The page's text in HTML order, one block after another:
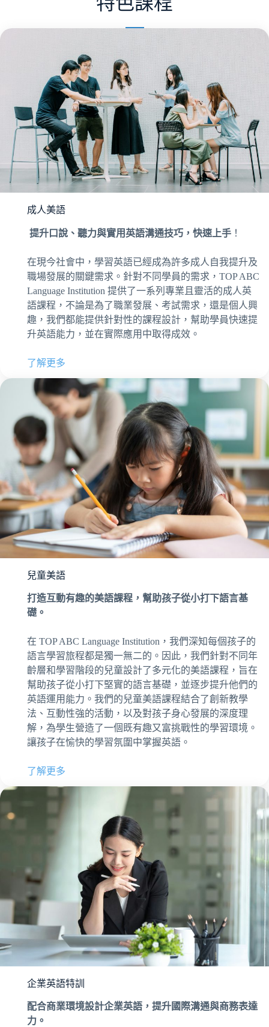
成人美語
提升口說、聽力與實用英語溝通技巧，快速上手 ！
在現今社會中，學習英語已經成為許多成人自我提升及
職場發展的關鍵需求。針對不同學員的需求，TOP ABC
Language Institution 提供了一系列專業且靈活的成人英
語課程，不論是為了職業發展、考試需求，還是個人興
趣，我們都能提供針對性的課程設計，幫助學員快速提
升英語能力，並在實際應用中取得成效。
了解更多
兒童美語
打造互動有趣的美語課程，幫助孩子從小打下語言基
礎。
在 TOP ABC Language Institution，我們深知每個孩子的
語言學習旅程都是獨一無二的。因此，我們針對不同年
齡層和學習階段的兒童設計了多元化的美語課程，旨在
幫助孩子從小打下堅實的語言基礎，並逐步提升他們的
英語運用能力。我們的兒童美語課程結合了創新教學
法、互動性強的活動，以及對孩子身心發展的深度理
解，為學生營造了一個既有趣又富挑戰性的學習環境。
讓孩子在愉快的學習氛圍中掌握英語。
了解更多
企業英語特訓
配合商業環境設計企業英語，提升國際溝通與商務表達
力。